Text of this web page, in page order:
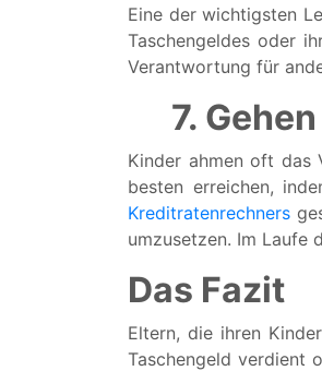
Eine der wichtigsten
Taschengeldes oder
Verantwortung für
7.
Kinder ahmen oft das
besten erreichen,
Kreditratenrechners
umzusetzen. Im Laufe
Das Fazit
Eltern, die ihren
Taschengeld verdient